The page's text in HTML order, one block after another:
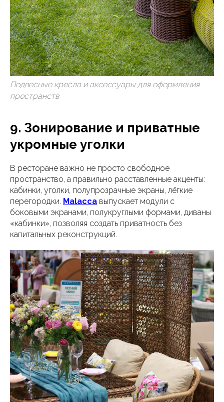
Подвесные кресла и аксессуары для оформления
пространств
9. Зонирование и приватные
укромные уголки
В ресторане важно не просто свободное
пространство, а правильно расставленные акценты:
кабинки, уголки, полупрозрачные экраны, лёгкие
перегородки. Malacca выпускает модули с
боковыми экранами, полукруглыми формами, диваны
«кабинки», позволяя создать приватность без
капитальных реконструкций.